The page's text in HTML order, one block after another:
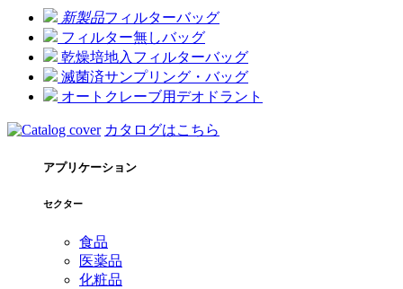
新製品フィルターバッグ
フィルター無しバッグ
乾燥培地入フィルターバッグ
滅菌済サンプリング・バッグ
オートクレーブ用デオドラント
カタログはこちら
アプリケーション
セクター
食品
医薬品
化粧品